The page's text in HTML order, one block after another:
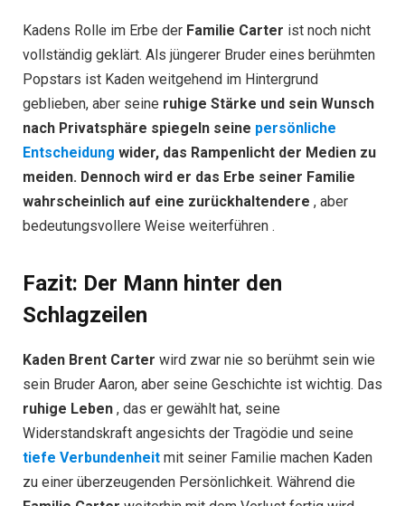
Kadens Rolle im Erbe der Familie Carter ist noch nicht
vollständig geklärt. Als jüngerer Bruder eines berühmten
Popstars ist Kaden weitgehend im Hintergrund
geblieben, aber seine ruhige Stärke und sein Wunsch
nach Privatsphäre spiegeln seine persönliche
Entscheidung wider, das Rampenlicht der Medien zu
meiden. Dennoch wird er das Erbe seiner Familie
wahrscheinlich auf eine zurückhaltendere , aber
bedeutungsvollere Weise weiterführen .
Fazit: Der Mann hinter den
Schlagzeilen
Kaden Brent Carter wird zwar nie so berühmt sein wie
sein Bruder Aaron, aber seine Geschichte ist wichtig. Das
ruhige Leben , das er gewählt hat, seine
Widerstandskraft angesichts der Tragödie und seine
tiefe Verbundenheit mit seiner Familie machen Kaden
zu einer überzeugenden Persönlichkeit. Während die